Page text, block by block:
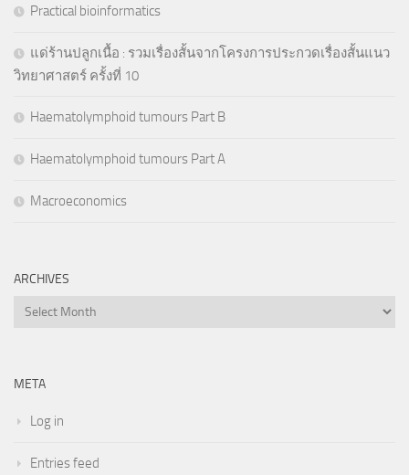
Practical bioinformatics
แด่ร้านปลูกเนื้อ : รวมเรื่องสั้นจากโครงการประกวดเรื่องสั้นแนว
วิทยาศาสตร์ ครั้งที่ 10
Haematolymphoid tumours Part B
Haematolymphoid tumours Part A
Macroeconomics
ARCHIVES
Archives
META
Log in
Entries feed